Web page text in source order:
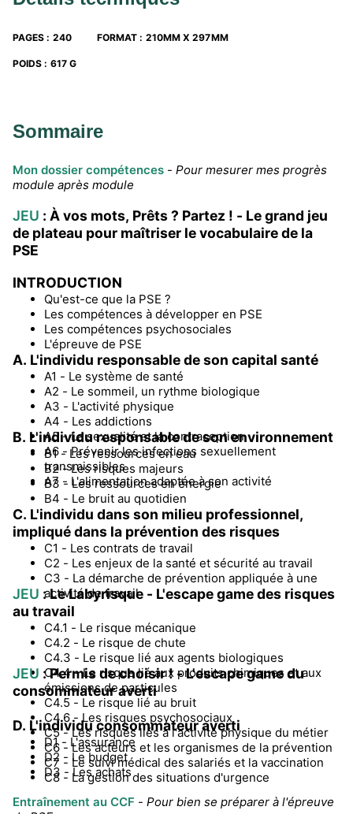
« Permis de choisir »
autrement.
PAGES : 240 FORMAT : 210MM X 297MM
POIDS : 617 G
Sommaire
Mon dossier compétences - Pour mesurer mes progrès
module après module
JEU : À vos mots, Prêts ? Partez ! - Le grand jeu
de plateau pour maîtriser le vocabulaire de la
PSE
INTRODUCTION
Qu'est-ce que la PSE ?
Les compétences à développer en PSE
Les compétences psychosociales
L'épreuve de PSE
A. L'individu responsable de son capital santé
A1 - Le système de santé
A2 - Le sommeil, un rythme biologique
A3 - L'activité physique
A4 - Les addictions
A5 - La sexualité et la contraception
A6 - Prévenir les infections sexuellement
transmissibles
A7 - L'alimentation adaptée à son activité
B. L'individu responsable de son environnement
B1 - Les ressources en eau
B2 - Les risques majeurs
B3 - Les ressources en énergie
B4 - Le bruit au quotidien
C. L'individu dans son milieu professionnel,
impliqué dans la prévention des risques
C1 - Les contrats de travail
C2 - Les enjeux de la santé et sécurité au travail
C3 - La démarche de prévention appliquée à une
activité de travail
JEU : Le Labyrisque - L'escape game des risques
au travail
C4.1 - Le risque mécanique
C4.2 - Le risque de chute
C4.3 - Le risque lié aux agents biologiques
C4.4 - Le risque lié aux produits chimiques et aux
émissions de particules
C4.5 - Le risque lié au bruit
C4.6 - Les risques psychosociaux
C5 - Les risques liés à l'activité physique du métier
C6 - Les acteurs et les organismes de la prévention
C7 - Le suivi médical des salariés et la vaccination
C8 - La gestion des situations d'urgence
JEU : Permis de choisir ! - L'escape game du
consommateur averti
D. L'individu consommateur averti
D1 - L'assurance
D2 - Le budget
D3 - Les achats
Entraînement au CCF - Pour bien se préparer à l'épreuve